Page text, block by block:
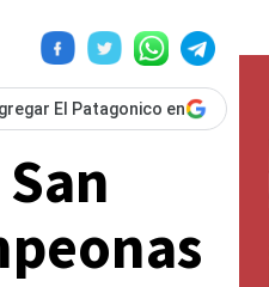
El Patagonico en